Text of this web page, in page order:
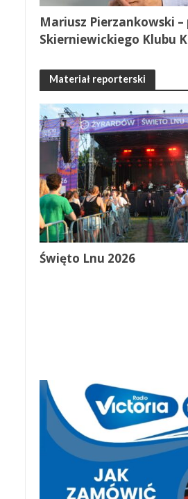
Mariusz Pierzankowski –
Skierniewickiego Klubu
Materiał reporterski
Święto Lnu 2026